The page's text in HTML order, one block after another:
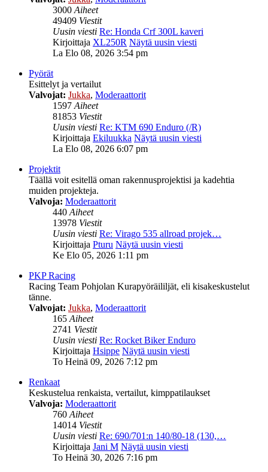
3000Aiheet
49409 Viestit
Uusin viesti Re: Honda Crf 300L kaveri
Kirjoittaja XL250R Näytä uusin viesti
La Elo 08, 2026 3:54 pm
Pyörät
Esittelyt ja vertailut
Valvojat: Jukka, Moderaattorit
1597Aiheet
81853 Viestit
Uusin viesti Re: KTM 690 Enduro (/R)
Kirjoittaja Ekiluukka Näytä uusin viesti
La Elo 08, 2026 6:07 pm
Projektit
Täällä voit esitellä oman rakennusprojektisi ja kadehtia
muiden projekteja.
Valvoja: Moderaattorit
440Aiheet
13978 Viestit
Uusin viesti Re: Virago 535 allroad projek…
Kirjoittaja Pturu Näytä uusin viesti
Ke Elo 05, 2026 1:11 pm
PKP Racing
Racing Team Pohjolan Kurapyöräililjät, eli kisakeskustelut
tänne.
Valvojat: Jukka, Moderaattorit
165Aiheet
2741 Viestit
Uusin viesti Re: Rocket Biker Enduro
Kirjoittaja Hsippe Näytä uusin viesti
To Heinä 09, 2026 7:12 pm
Renkaat
Keskustelua renkaista, vertailut, kimppatilaukset
Valvoja: Moderaattorit
760Aiheet
14014 Viestit
Uusin viesti Re: 690/701:n 140/80-18 (130,…
Kirjoittaja Jani M Näytä uusin viesti
To Heinä 30, 2026 7:16 pm